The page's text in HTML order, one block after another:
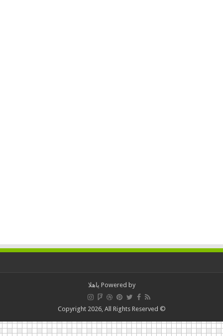
Powered by ياهلا
© Copyright 2026, All Rights Reserved